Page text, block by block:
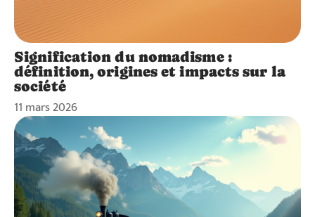
Signification du nomadisme :
définition, origines et impacts sur la
société
11 mars 2026